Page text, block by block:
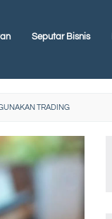
Seputar Bisnis
TRADING